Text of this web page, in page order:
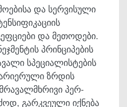
და სერვისული
და მეთოდები.
პრინციპების
სპეციალისტების
ზრდის
პერ­
გარკვეული იქნება